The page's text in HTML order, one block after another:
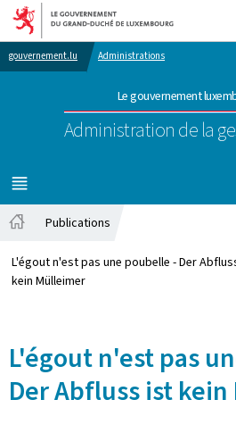
Aller au menu
Aller au
gouvernement.lu Administrations
Le gouvernement
Administration de la
MENU
PRINCIPAL
Publications
L'égout n'est pas une poubelle - Der
kein Mülleimer
L'égout n'est pas
Der Abfluss ist